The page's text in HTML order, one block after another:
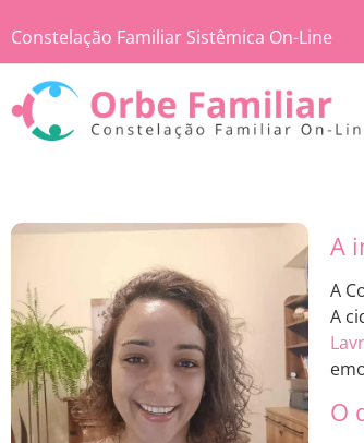
Constelação Familiar Sistêmica On-Line
A
A
A
O